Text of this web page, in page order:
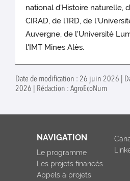
national d'Histoire naturelle,
CIRAD, de l'IRD, de
Auvergne, de l'Université
l'IMT Mines Alès.
Date de modification : 26 juin 2026 |
2026 | Rédaction : AgroEcoNum
NAVIGATION
Le programme
Les projets financés
Appels à projets